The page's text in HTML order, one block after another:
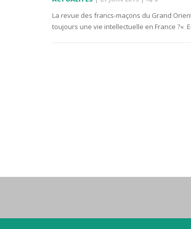
La revue des francs-maçons du Grand
toujours une vie intellectuelle en France ?«